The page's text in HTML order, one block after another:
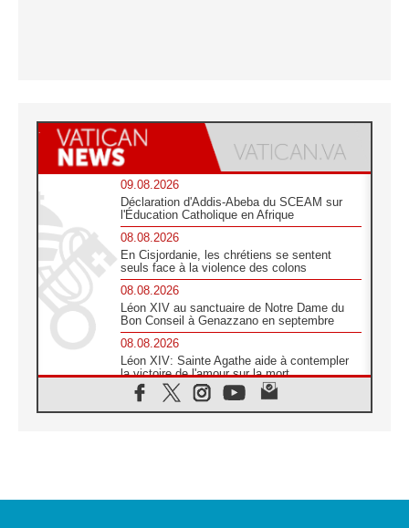
09.08.2026
Déclaration d'Addis-Abeba du SCEAM sur
l'Éducation Catholique en Afrique
08.08.2026
En Cisjordanie, les chrétiens se sentent
seuls face à la violence des colons
08.08.2026
Léon XIV au sanctuaire de Notre Dame du
Bon Conseil à Genazzano en septembre
08.08.2026
Léon XIV: Sainte Agathe aide à contempler
la victoire de l'amour sur la mort
08.08.2026
«Relancer l'empathie», le projet Triennal d'art
08.08.2026